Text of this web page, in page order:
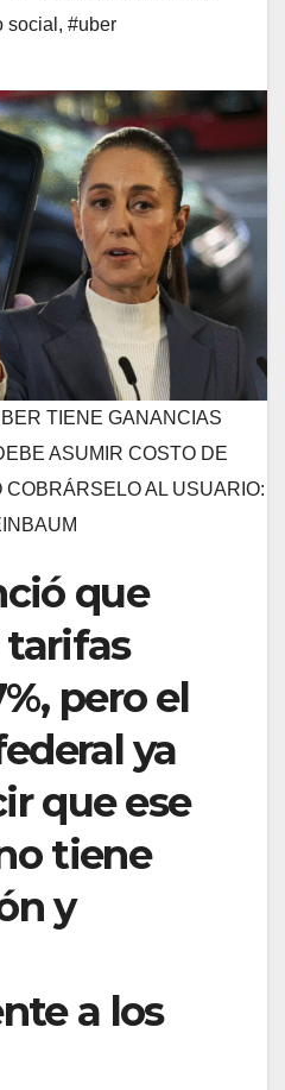
social , #uber
TIENE GANANCIAS
ASUMIR COSTO DE
AL USUARIO:
que
tarifas
pero el
ya
que ese
tiene
y
a los